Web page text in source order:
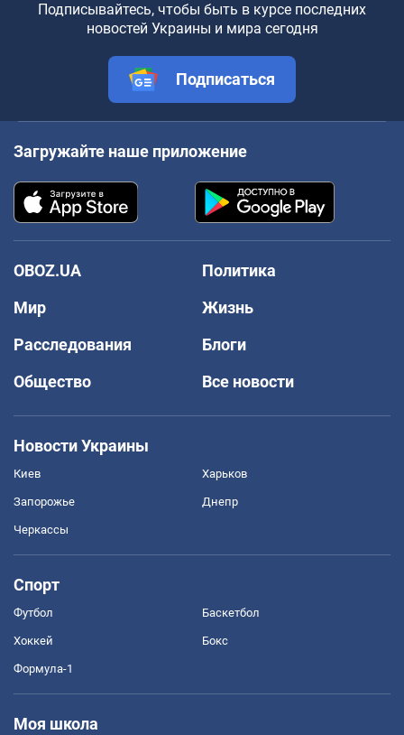
Подписывайтесь, чтобы быть в курсе последних
новостей Украины и мира сегодня
Подписаться
Загружайте наше приложение
OBOZ.UA
Политика
Мир
Жизнь
Расследования
Блоги
Общество
Все новости
Новости Украины
Киев Харьков
Запорожье Днепр
Черкассы
Спорт
Футбол Баскетбол
Хоккей Бокс
Формула-1
Моя школа